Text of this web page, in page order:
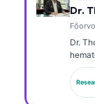
Dr.
Dr.